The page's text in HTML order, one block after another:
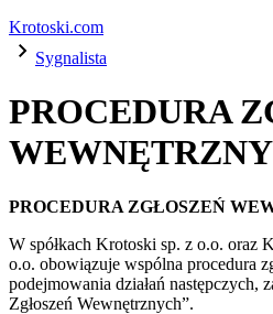
Krotoski.com
Sygnalista
PROCEDURA
PROCEDURA ZGŁOSZEŃ
W spółkach Krotoski sp. z o.o. oraz
o.o. obowiązuje wspólna procedura
podejmowania działań następczych,
Zgłoszeń Wewnętrznych”.